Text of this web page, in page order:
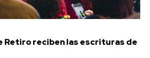
Retiro reciben las escrituras de